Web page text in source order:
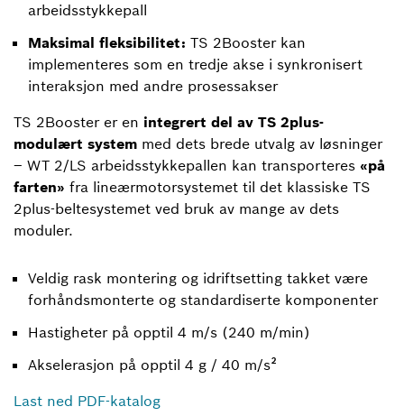
arbeidsstykkepall
Maksimal fleksibilitet: TS 2Booster kan
implementeres som en tredje akse i synkronisert
interaksjon med andre prosessakser
TS 2Booster er en integrert del av TS 2plus-
modulært system med dets brede utvalg av løsninger
– WT 2/LS arbeidsstykkepallen kan transporteres «på
farten» fra lineærmotorsystemet til det klassiske TS
2plus-beltesystemet ved bruk av mange av dets
moduler.
Veldig rask montering og idriftsetting takket være
forhåndsmonterte og standardiserte komponenter
Hastigheter på opptil 4 m/s (240 m/min)
Akselerasjon på opptil 4 g / 40 m/s²
Last ned PDF-katalog